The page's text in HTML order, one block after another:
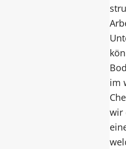
im
wir